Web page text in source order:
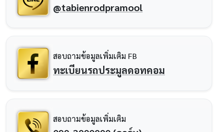
@tabienrodpramool
สอบถามข้อมูลเพิ่มเติม FB
ทะเบียนรถประมูลดอทคอม
สอบถามข้อมูลเพิ่มเติม